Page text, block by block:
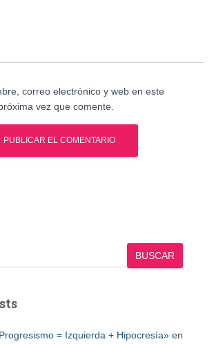
correo electrónico y web en este
vez que comente.
BUSCAR
= Izquierda + Hipocresía» en